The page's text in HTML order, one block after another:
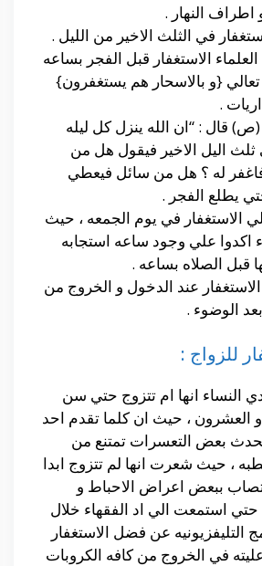
اطراف النهار .
في الثلث الاخير من الليل .
الاستغفار قبل الفجر بساعه
تعالي {و بالاسحار هم يستغفرون}
.
قال : “ان الله ينزل كل ليله
اليل الاخير فيقول هل من
له ؟ هل من سائل فيعطي
يطلع الفجر .
الاستغفار في يوم الجمعه ، حيث
اكدوا علي وجود ساعه استجابه
قبل الصلاه بساعه .
عند الدخول و الخروج من
الوضوء .
للزواج :
النساء انها ام تتزوج حتي سن
العشرون ، حيث ان كلما تقدم احد
بعض التعسرات تمتنع من
، حيث شعرت انها لم تتزوج ابدا
ببعض اعراض الاحباط و
حتي استمعت الي اد الفقهاء خلال
التليفزيونيه عن فضل الاستغفار
في الخروج من كافه الكروبات